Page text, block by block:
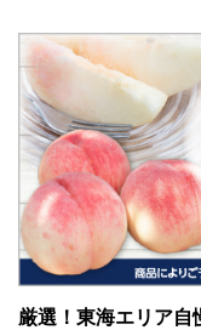
厳選！東海エリア自